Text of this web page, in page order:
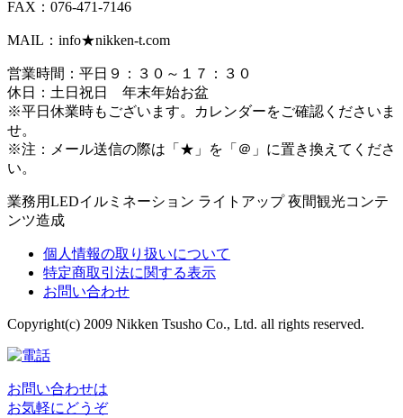
FAX：076-471-7146
MAIL：info★nikken-t.com
営業時間：平日９：３０～１７：３０
休日：土日祝日 年末年始お盆
※平日休業時もございます。カレンダーをご確認くださいま
せ。
※注：メール送信の際は「★」を「＠」に置き換えてくださ
い。
業務用LEDイルミネーション ライトアップ 夜間観光コンテ
ンツ造成
個人情報の取り扱いについて
特定商取引法に関する表示
お問い合わせ
Copyright(c) 2009 Nikken Tsusho Co., Ltd. all rights reserved.
お問い合わせは
お気軽にどうぞ